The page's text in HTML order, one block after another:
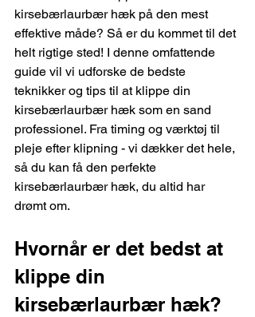
kirsebærlaurbær hæk på den mest
effektive måde? Så er du kommet til det
helt rigtige sted! I denne omfattende
guide vil vi udforske de bedste
teknikker og tips til at klippe din
kirsebærlaurbær hæk som en sand
professionel. Fra timing og værktøj til
pleje efter klipning - vi dækker det hele,
så du kan få den perfekte
kirsebærlaurbær hæk, du altid har
drømt om.
Hvornår er det bedst at
klippe din
kirsebærlaurbær hæk?